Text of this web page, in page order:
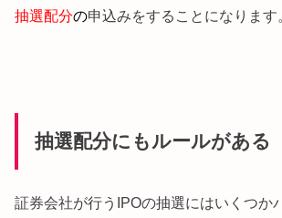
抽選配分の申込みをすることになります
抽選配分にもルールがある
証券会社が行うIPOの抽選にはいくつか